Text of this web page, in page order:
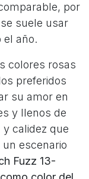
por
suele usar
el año.
colores rosas
preferidos
su amor en
y llenos de
calidez que
escenario
Fuzz 13-